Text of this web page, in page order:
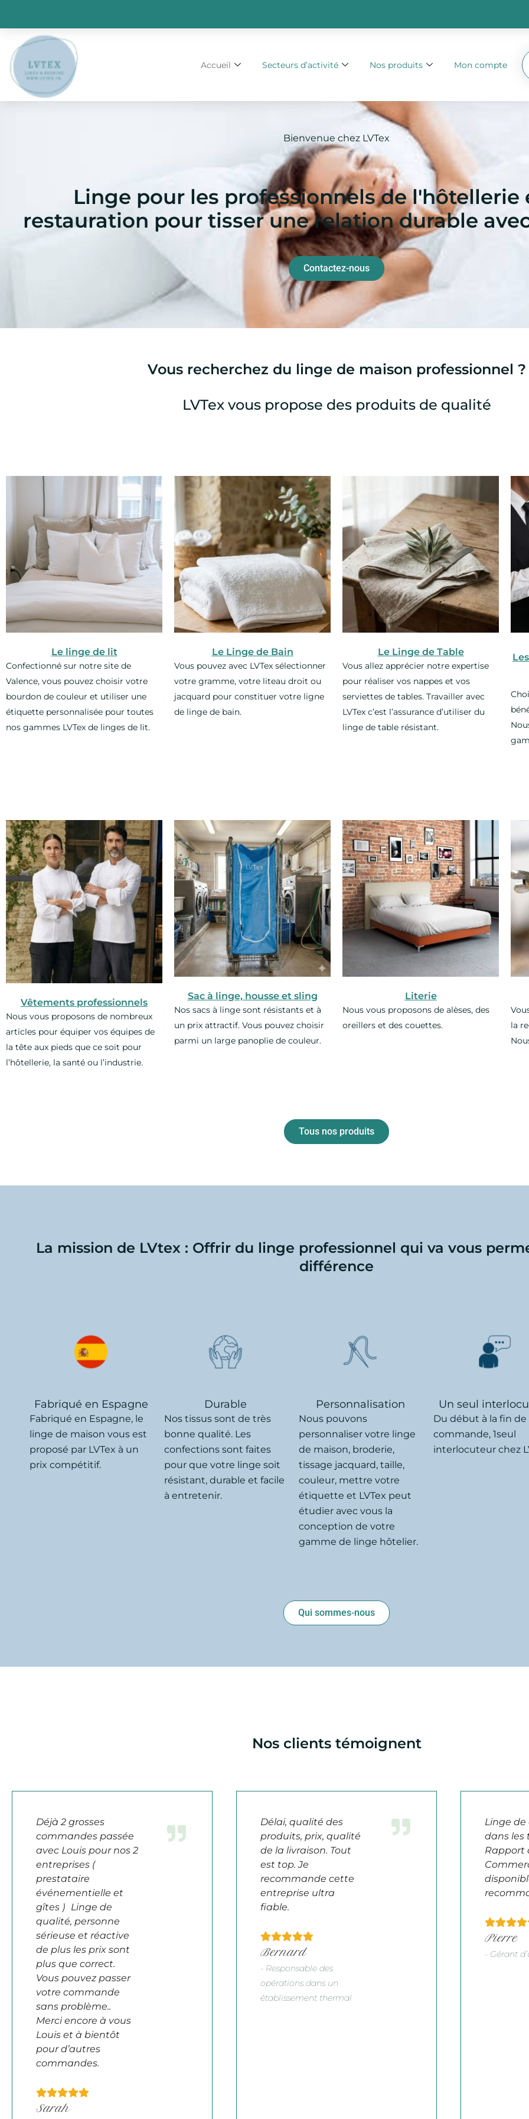
contenu
Accueil Secteurs d’activité Nos produits Mon compte
Bienvenue chez LVTex
Linge pour les professionnels de l'hôtellerie
restauration pour tisser une relation durable
Contactez-nous
Vous recherchez du linge de maison professionnel ?
LVTex vous propose des produits de qualité
Le linge de lit
Confectionné sur notre site de
Valence, vous pouvez choisir votre
bourdon de couleur et utiliser une
étiquette personnalisée pour toutes
nos gammes LVTex de linges de lit.
Le Linge de Bain
Vous pouvez avec LVTex sélectionner
votre gramme, votre liteau droit ou
jacquard pour constituer votre ligne
de linge de bain.
Le Linge de Table
Vous allez apprécier notre expertise
pour réaliser vos nappes et vos
serviettes de tables. Travailler avec
LVTex c’est l’assurance d’utiliser du
linge de table résistant.
Vêtements professionnels
Nous vous proposons de nombreux
articles pour équiper vos équipes de
la tête aux pieds que ce soit pour
l’hôtellerie, la santé ou l’industrie.
Sac à linge, housse et sling
Nos sacs à linge sont résistants et à
un prix attractif. Vous pouvez choisir
parmi un large panoplie de couleur.
Literie
Nous vous proposons de alèses, des
oreillers et des couettes.
la
Tous nos produits
La mission de LVtex : Offrir du linge professionnel qui va vous
différence
Fabriqué en Espagne
Fabriqué en Espagne, le
linge de maison vous est
proposé par LVTex à un
prix compétitif.
Durable
Nos tissus sont de très
bonne qualité. Les
confections sont faites
pour que votre linge soit
résistant, durable et facile
à entretenir.
Personnalisation
Nous pouvons
personnaliser votre linge
de maison, broderie,
tissage jacquard, taille,
couleur, mettre votre
étiquette et LVTex peut
étudier avec vous la
conception de votre
gamme de linge hôtelier.
Un seul
Du début à la fin de
commande, 1seul
interlocuteur chez
Qui sommes-nous
Nos clients témoignent
Déjà 2 grosses
commandes passée
avec Louis pour nos 2
entreprises (
prestataire
événementielle et
gîtes ) Linge de
qualité, personne
sérieuse et réactive
de plus les prix sont
plus que correct.
Vous pouvez passer
votre commande
sans problème..
Merci encore à vous
Louis et à bientôt
pour d’autres
commandes.
Sarah
Délai, qualité des
produits, prix, qualité
de la livraison. Tout
est top. Je
recommande cette
entreprise ultra
fiable.
Bernard
- Responsable des
opérations dans un
établissement thermal
Linge
dans les
Rapport
Pierre
- Gérant